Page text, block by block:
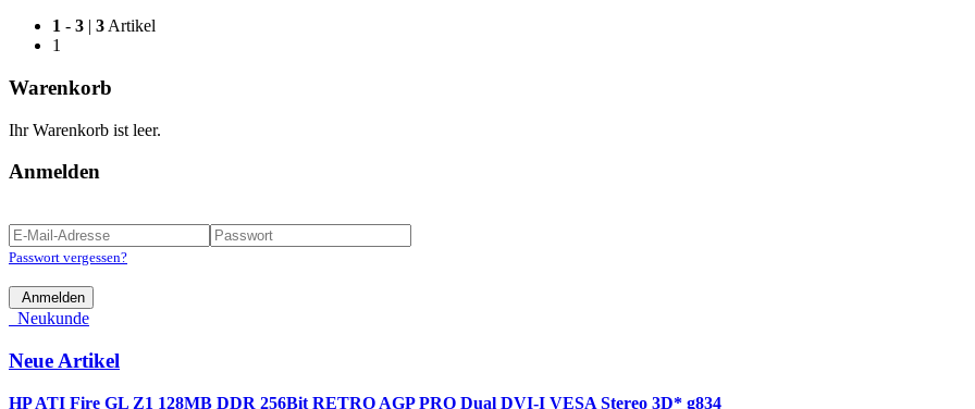
1 - 3 | 3 Artikel
1
Warenkorb
Ihr Warenkorb ist leer.
Anmelden
Passwort vergessen?
Anmelden
Neukunde
Neue Artikel
HP ATI Fire GL Z1 128MB DDR 256Bit RETRO AGP PRO Dual DVI-I VESA Stereo 3D* g834